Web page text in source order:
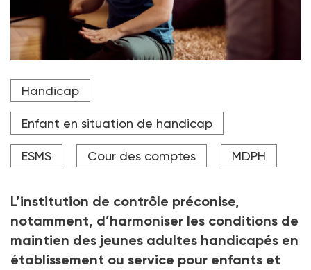
Il y aurait actuellement, entre 7 700 et 10 200 jeunes
âgés de plus de 20 ans qui seraient accompagnés
Crédit photo Drazen - stock.adobe.com
Handicap
Enfant en situation de handicap
ESMS Cour des comptes MDPH
L’institution de contrôle préconise,
notamment, d’harmoniser les conditions de
maintien des jeunes adultes handicapés en
établissement ou service pour enfants et